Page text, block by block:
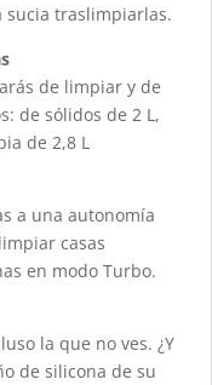
sucia traslimpiarlas.
de limpiar y de
de sólidos de 2 L,
de 2,8 L
a una autonomía
casas
en modo Turbo.
la que no ves. ¿Y
de silicona de su